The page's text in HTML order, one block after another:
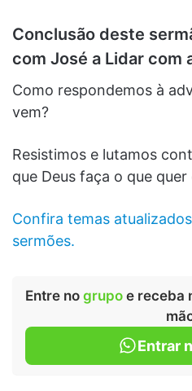
Conclusão deste
com José a Lidar com
Como respondemos à
vem?
Resistimos e lutamos
que Deus faça o que
Confira temas
sermões.
Entre no grupo e receba
Entrar